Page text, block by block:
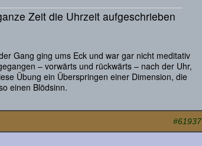
Zeit die Uhrzeit aufgeschrieben
Gang ging ums Eck und war gar nicht meditativ
– vorwärts und rückwärts – nach der Uhr,
Übung ein Überspringen einer Dimension, die
einen Blödsinn.
#61937